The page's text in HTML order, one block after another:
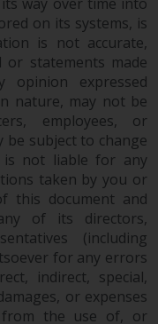
zur
ohne
oder
und
on its systems, is
is not accurate,
or statements made
opinion expressed
nature, may not be
employees, or
be subject to change
is not liable for any
taken by you or
this document and
of its directors,
(including
for any errors
indirect, special,
or expenses
the use of, or